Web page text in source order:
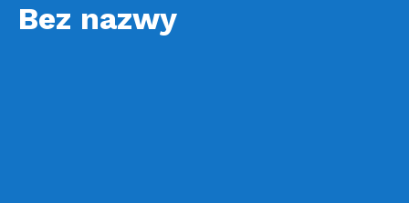
Bez nazwy